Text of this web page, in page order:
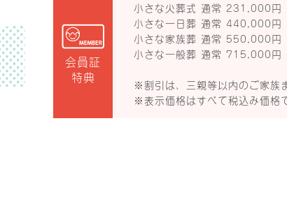
会員証
特典
小さな火葬式 通常 231,000
小さな一日葬 通常 440,000
小さな家族葬 通常 550,000
小さな一般葬 通常 715,000
※割引は、三親等以内のご家族
※表示価格はすべて税込み価格